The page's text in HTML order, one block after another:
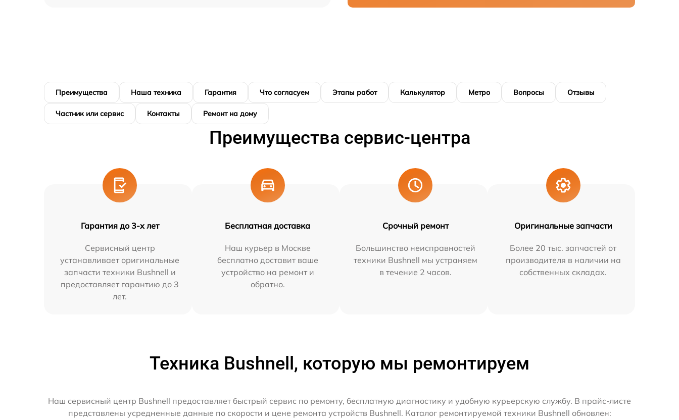
Преимущества Наша техника Гарантия Что согласуем Этапы работ Калькулятор Метро Вопросы Отзывы
Частник или сервис Контакты Ремонт на дому
Преимущества сервис-центра
Гарантия до 3-х лет
Сервисный центр
устанавливает оригинальные
запчасти техники Bushnell и
предоставляет гарантию до 3
лет.
Бесплатная доставка
Наш курьер в Москве
бесплатно доставит ваше
устройство на ремонт и
обратно.
Срочный ремонт
Большинство неисправностей
техники Bushnell мы устраняем
в течение 2 часов.
Оригинальные запчасти
Более 20 тыс. запчастей от
производителя в наличии на
собственных складах.
Техника Bushnell, которую мы ремонтируем
Наш сервисный центр Bushnell предоставляет быстрый сервис по ремонту, бесплатную диагностику и удобную курьерскую службу. В прайс-листе
представлены усредненные данные по скорости и цене ремонта устройств Bushnell. Каталог ремонтируемой техники Bushnell обновлен: